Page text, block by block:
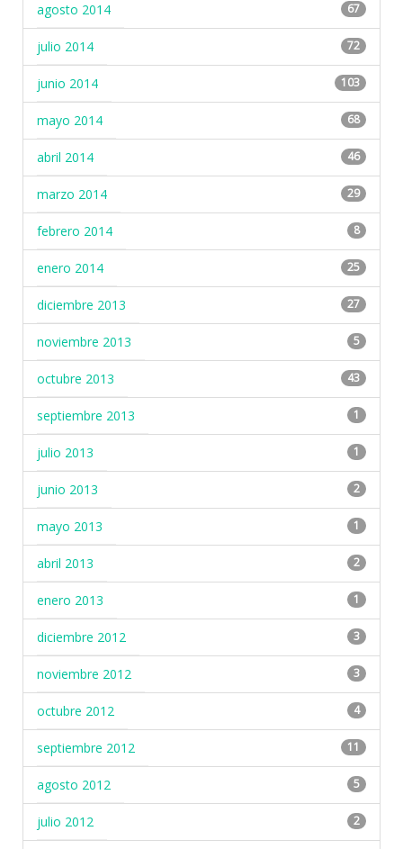
agosto 2014 67
julio 2014 72
junio 2014 103
mayo 2014 68
abril 2014 46
marzo 2014 29
febrero 2014 8
enero 2014 25
diciembre 2013 27
noviembre 2013 5
octubre 2013 43
septiembre 2013 1
julio 2013 1
junio 2013 2
mayo 2013 1
abril 2013 2
enero 2013 1
diciembre 2012 3
noviembre 2012 3
octubre 2012 4
septiembre 2012 11
agosto 2012 5
julio 2012 2